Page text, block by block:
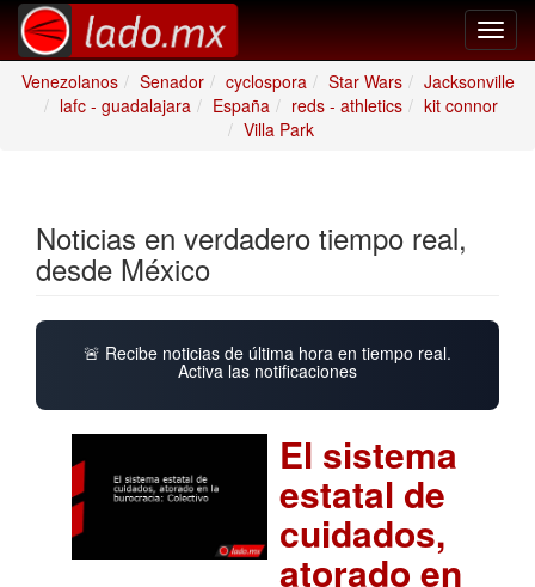
Venezolanos
Senador cyclospora Star Wars
Jacksonville
lafc - guadalajara
España reds - athletics
kit connor
Villa Park
Noticias en verdadero tiempo real,
desde México
🚨 Recibe noticias de última hora en tiempo real.
Activa las notificaciones
El sistema
estatal de
cuidados,
atorado en